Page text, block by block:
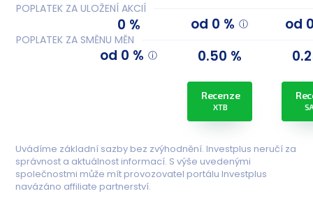
POPLATEK ZA ULOŽENÍ AKCIÍ
0 % od 0 % od
POPLATEK ZA SMĚNU MĚN
od 0 % 0.50 %
Recenze
XTB
Uvádíme základní sazby bez zvýhodnění. Investplus neručí za
správnost a aktuálnost informací. S výše uvedenými
společnostmi může mít provozovatel portálu Investplus
navázáno affiliate partnerství.